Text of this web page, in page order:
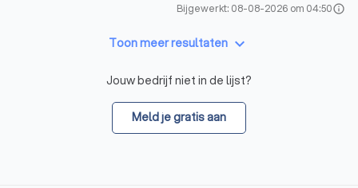
Bijgewerkt: 08-08-2026 om 04:50info
Toon meer resultaten keyboard_arrow_down
Jouw bedrijf niet in de lijst?
Meld je gratis aan